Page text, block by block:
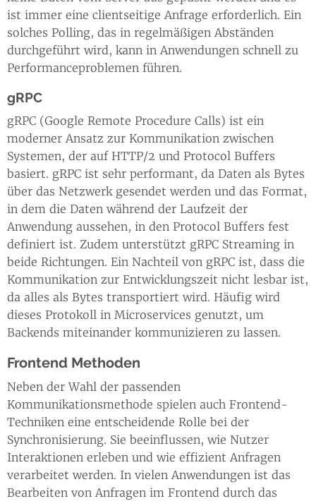
ist immer eine clientseitige Anfrage erforderlich. Ein
solches Polling, das in regelmäßigen Abständen
durchgeführt wird, kann in Anwendungen schnell zu
Performanceproblemen führen.
gRPC
gRPC (Google Remote Procedure Calls) ist ein
moderner Ansatz zur Kommunikation zwischen
Systemen, der auf HTTP/2 und Protocol Buffers
basiert. gRPC ist sehr performant, da Daten als Bytes
über das Netzwerk gesendet werden und das Format,
in dem die Daten während der Laufzeit der
Anwendung aussehen, in den Protocol Buffers fest
definiert ist. Zudem unterstützt gRPC Streaming in
beide Richtungen. Ein Nachteil von gRPC ist, dass die
Kommunikation zur Entwicklungszeit nicht lesbar ist,
da alles als Bytes transportiert wird. Häufig wird
dieses Protokoll in Microservices genutzt, um
Backends miteinander kommunizieren zu lassen.
Frontend Methoden
Neben der Wahl der passenden
Kommunikationsmethode spielen auch Frontend-
Techniken eine entscheidende Rolle bei der
Synchronisierung. Sie beeinflussen, wie Nutzer
Interaktionen erleben und wie effizient Anfragen
verarbeitet werden. In vielen Anwendungen ist das
Bearbeiten von Anfragen im Frontend durch das